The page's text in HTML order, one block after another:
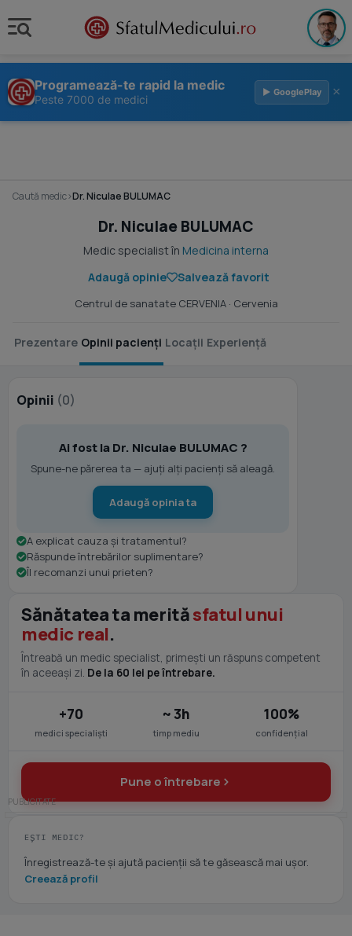
Programează-te rapid la medic
Peste 7000 de medici
▶ GooglePlay ×
Caută medic›Dr. Niculae BULUMAC
Dr. Niculae BULUMAC
Medic specialist în Medicina interna
Adaugă opinie
Salvează favorit
Centrul de sanatate CERVENIA · Cervenia
Prezentare Opinii pacienți Locații Experiență
Opinii (0)
Ai fost la Dr. Niculae BULUMAC ?
Spune-ne părerea ta — ajuți alți pacienți să aleagă.
Adaugă opinia ta
A explicat cauza și tratamentul?
Răspunde întrebărilor suplimentare?
Îl recomanzi unui prieten?
Sănătatea ta merităsfatul unui
medic real.
Întreabă un medic specialist, primești un răspuns competent
în aceeași zi. De la 60 lei pe întrebare.
+70
medici specialiști
~ 3h
timp mediu
100%
confidențial
Pune o întrebare
EȘTI MEDIC?
Înregistrează-te și ajută pacienții să te găsească mai ușor.
Creează profil